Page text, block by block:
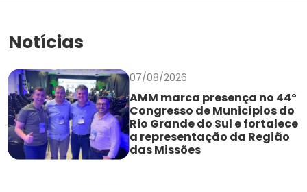
Notícias
07/08/2026
AMM marca presença no 44º
Congresso de Municípios do
Rio Grande do Sul e fortalece
a representação da Região
das Missões